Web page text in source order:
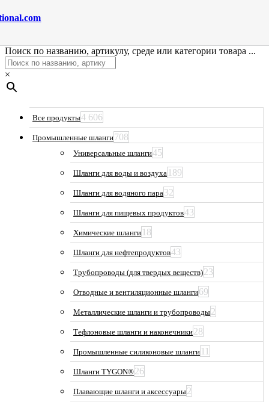
Поиск по названию, артикулу, среде или категории товара ...
×
Все продукты4 606
Промышленные шланги708
Универсальные шланги45
Шланги для воды и воздуха 189
Шланги для водяного пара32
Шланги для пищевых продуктов43
Химические шланги 18
Шланги для нефтепродуктов43
Трубопроводы (для твердых веществ)23
Отводные и вентиляционные шланги69
Металлические шланги и трубопроводы2
Тефлоновые шланги и наконечники28
Промышленные силиконовые шланги 11
Шланги TYGON®26
Плавающие шланги и аксессуары2